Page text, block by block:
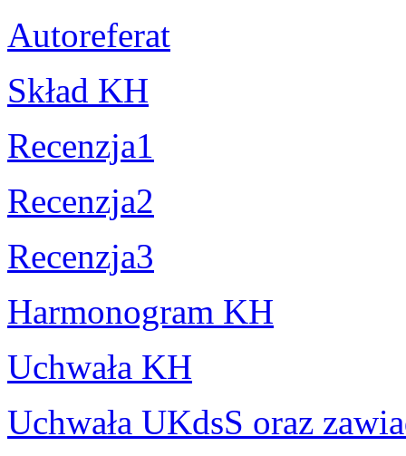
Autoreferat
Skład KH
Recenzja1
Recenzja2
Recenzja3
Harmonogram KH
Uchwała KH
Uchwała UKdsS oraz